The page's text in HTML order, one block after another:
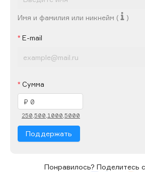
Имя и фамилия или никнейм ( )
E-mail
Сумма
250,500,1000,5000
Поддержать
Понравилось? Поделитесь